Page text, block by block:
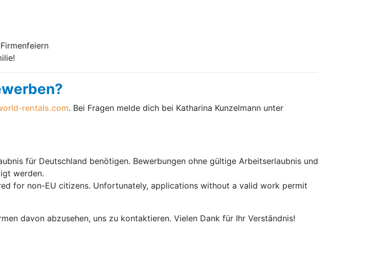
rentals.com. Bei Fragen melde dich bei Katharina Kunzelmann unter
für Deutschland benötigen. Bewerbungen ohne gültige Arbeitserlaubnis und
werden.
for non-EU citizens. Unfortunately, applications without a valid work permit
davon abzusehen, uns zu kontaktieren. Vielen Dank für Ihr Verständnis!